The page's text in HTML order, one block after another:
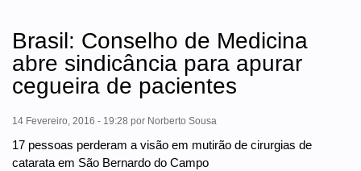
Brasil: Conselho de Medicina
abre sindicância para apurar
cegueira de pacientes
14 Fevereiro, 2016 - 19:28 por Norberto Sousa
17 pessoas perderam a visão em mutirão de cirurgias de
catarata em São Bernardo do Campo